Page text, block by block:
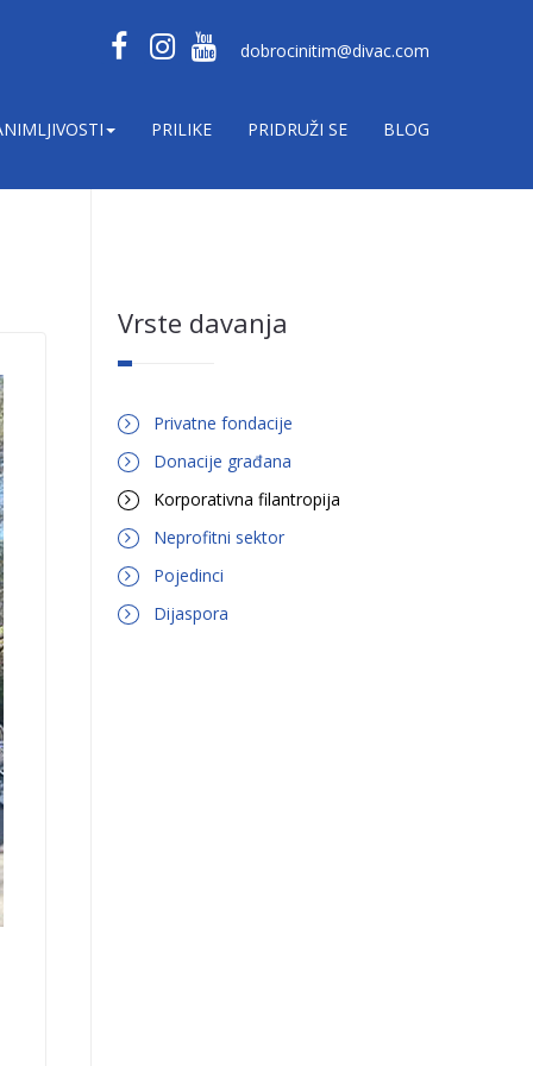
dobrocinitim@divac.com
PRILIKE PRIDRUŽI SE BLOG
Vrste davanja
Privatne fondacije
Donacije građana
Korporativna filantropija
Neprofitni sektor
Pojedinci
Dijaspora